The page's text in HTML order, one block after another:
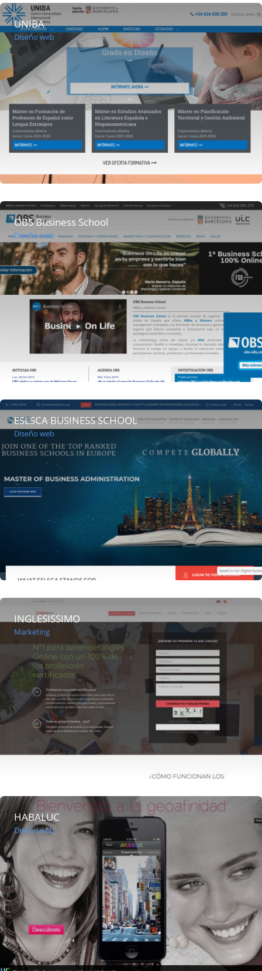
UNIBA
Diseño web
OBS Business School
Diseño web
ESLSCA BUSINESS SCHOOL
Diseño web
INGLESISSIMO
Marketing
HABALUC
Diseño web